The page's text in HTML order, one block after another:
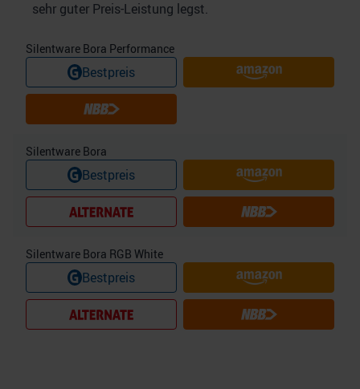
sehr guter Preis-Leistung legst.
Silentware Bora Performance
Bestpreis
Silentware Bora
Bestpreis
Silentware Bora RGB White
Bestpreis